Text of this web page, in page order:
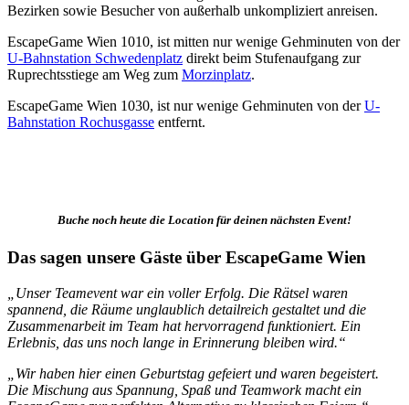
Bezirken sowie Besucher von außerhalb unkompliziert anreisen.
EscapeGame Wien 1010, ist mitten nur wenige Gehminuten von der
U-Bahnstation Schwedenplatz direkt beim Stufenaufgang zur
Ruprechtsstiege am Weg zum Morzinplatz.
EscapeGame Wien 1030, ist nur wenige Gehminuten von derU-
Bahnstation Rochusgasse entfernt.
Buche noch heute die Location für deinen nächsten Event!
Das sagen unsere Gäste über EscapeGame Wien
„Unser Teamevent war ein voller Erfolg. Die Rätsel waren
spannend, die Räume unglaublich detailreich gestaltet und die
Zusammenarbeit im Team hat hervorragend funktioniert. Ein
Erlebnis, das uns noch lange in Erinnerung bleiben wird.“
„Wir haben hier einen Geburtstag gefeiert und waren begeistert.
Die Mischung aus Spannung, Spaß und Teamwork macht ein